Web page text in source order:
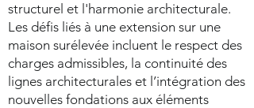
structurel et l'harmonie architecturale.
Les défis liés à une extension sur une
maison surélevée incluent le respect des
charges admissibles, la continuité des
lignes architecturales et l’intégration des
nouvelles fondations aux éléments